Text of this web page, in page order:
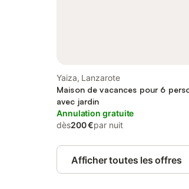
Yaiza, Lanzarote
Maison de vacances pour 6
avec jardin
Annulation gratuite
dès200 €par nuit
Afficher toutes les offres